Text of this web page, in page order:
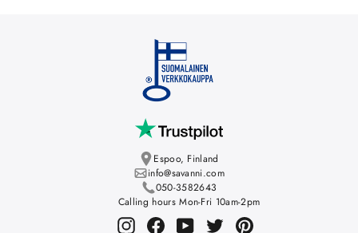
Espoo, Finland
info@savanni.com
050-3582643
Calling hours Mon-Fri 10am-2pm
InstagramFacebookYouTubeTwitterPinterest